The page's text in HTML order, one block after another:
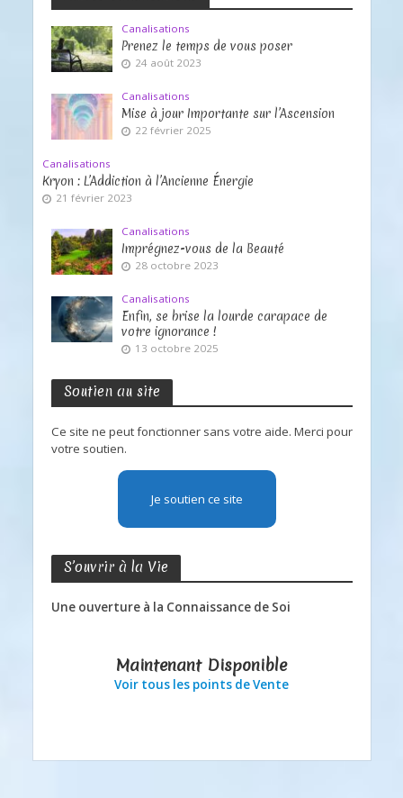
Canalisations
Prenez le temps de vous poser
24 août 2023
Canalisations
Mise à jour Importante sur l’Ascension
22 février 2025
Canalisations
Kryon : L’Addiction à l’Ancienne Énergie
21 février 2023
Canalisations
Imprégnez-vous de la Beauté
28 octobre 2023
Canalisations
Enfin, se brise la lourde carapace de
votre ignorance !
13 octobre 2025
Soutien au site
Ce site ne peut fonctionner sans votre aide. Merci pour
votre soutien.
Je soutien ce site
S’ouvrir à la Vie
Une ouverture à la Connaissance de Soi
Maintenant Disponible
Voir tous les points de Vente